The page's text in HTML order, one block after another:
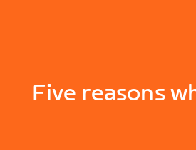
Five reasons